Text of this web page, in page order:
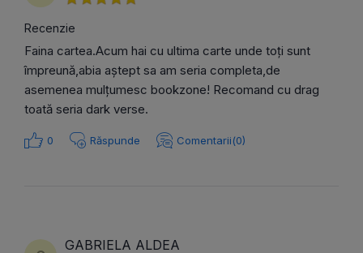
Recenzie
Faina cartea.Acum hai cu ultima carte unde toți sunt
împreună,abia aștept sa am seria completa,de
asemenea mulțumesc bookzone! Recomand cu drag
toată seria dark verse.
0 Răspunde Comentarii(0)
GABRIELA ALDEA